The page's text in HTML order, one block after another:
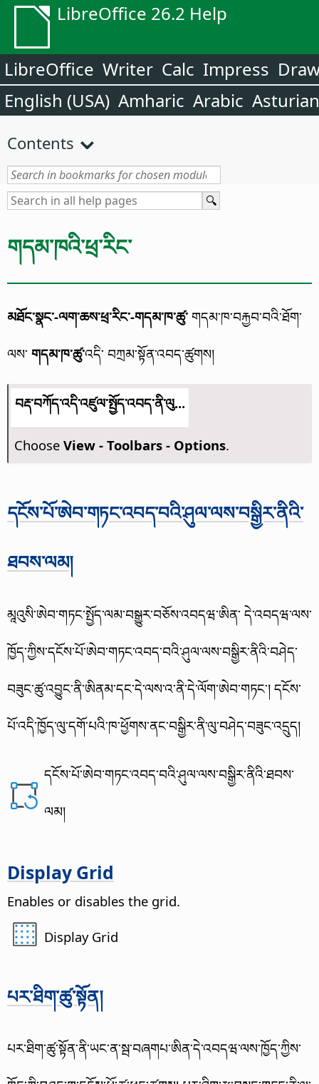
LibreOffice 26.2 Help
LibreOffice Writer Calc Impress
English (USA) Amharic Arabic Asturian
Contents
གདམ་ཁའི་ཕྲ་རིང་
མཐོང་སྣང་-ལག་ཆས་ཕྲ་རིང་-གདམ་ཁ་ཚུ་ གདམ་ཁ་བརྐྱབ་བའི་ཐོག་
ལས་ གདམ་ཁ་ཚུ་འདི་ བཀྲམ་སྟོན་འབད་ཚུགས།
བརྡ་བཀོད་འདི་འཛུལ་སྤྱོད་འབད་ནི་ལུ...
Choose View - Toolbars - Options.
དངོས་པོ་ཨེབ་གཏང་འབད་བའི་ཤུལ་ལས་བསྒྱིར་ནིའི་
ཐབས་ལམ།
མཱའུསི་ཨེབ་གཏང་སྤྱོད་ལམ་བསྒྱུར་བཅོས་འབདཝ་ཨིན་ དེ་འབདཝ་ལས་
ཁྱོད་ཀྱིས་དངོས་པོ་ཨེབ་གཏང་འབད་བའི་ཤུལ་ལས་བསྒྱིར་ནིའི་བཤེད་
བཟུང་ཚུ་འབྱུང་ནི་ཨིནམ་དང་དེ་ལས་འ་ནི་དེ་ལོག་ཨེབ་གཏང་། དངོས་
པོ་འདི་ཁྱོད་ལུ་དགོ་པའི་ཁ་ཕྱོགས་ནང་བསྒྱིར་ནི་ལུ་བཤེད་བཟུང་འདྲུད།
དངོས་པོ་ཨེབ་གཏང་འབད་བའི་ཤུལ་ལས་བསྒྱིར་ནིའི་ཐབས་
ལམ།
Display Grid
Enables or disables the grid.
Display Grid
པར་ཐིག་ཚུ་སྟོན།
པར་ཐིག་ཚུ་སྟོན་ནི་ཡང་ན་སྦ་བཞགཔ་ཨིན་དེ་འབདཝ་ལས་ཁྱོད་ཀྱིས་